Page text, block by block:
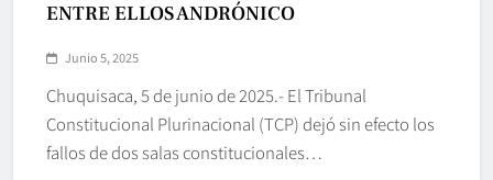
ENTRE ELLOS ANDRÓNICO
Junio 5, 2025
Chuquisaca, 5 de junio de 2025.- El Tribunal
Constitucional Plurinacional (TCP) dejó sin efecto los
fallos de dos salas constitucionales…